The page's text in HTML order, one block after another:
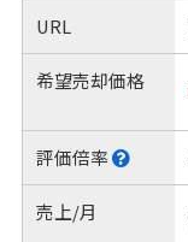
URL
希望売却価格
評価倍率
売上/月